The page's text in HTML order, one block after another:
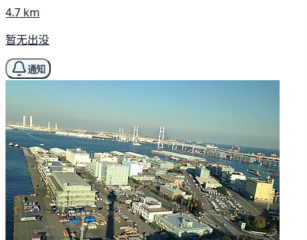
4.7 km
暂无出没
通知